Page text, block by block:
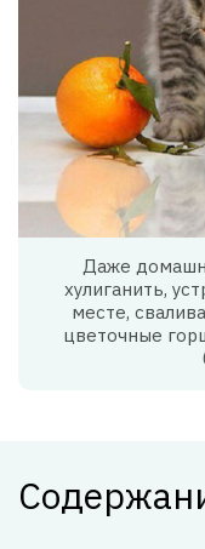
Даже
хулиганить,
месте,
цветочные